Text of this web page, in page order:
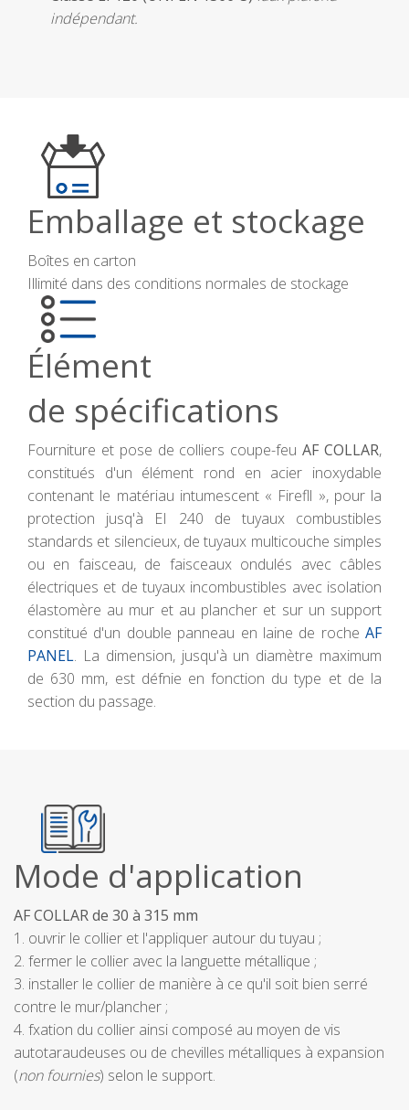
indépendant.
Emballage et stockage
Boîtes en carton
Illimité dans des conditions normales de stockage
Élément
de spécifications
Fourniture et pose de colliers coupe-feuAF COLLAR,
constitués d'un élément rond en acier inoxydable
contenant le matériau intumescent « Firefll », pour la
protection jusq'à EI 240 de tuyaux combustibles
standards et silencieux, de tuyaux multicouche simples
ou en faisceau, de faisceaux ondulés avec câbles
électriques et de tuyaux incombustibles avec isolation
élastomère au mur et au plancher et sur un support
constitué d'un double panneau en laine de roche AF
PANEL. La dimension, jusqu'à un diamètre maximum
de 630 mm, est défnie en fonction du type et de la
section du passage.
Mode d'application
AF COLLAR de 30 à 315 mm
1. ouvrir le collier et l'appliquer autour du tuyau ;
2. fermer le collier avec la languette métallique ;
3. installer le collier de manière à ce qu'il soit bien serré
contre le mur/plancher ;
4. fxation du collier ainsi composé au moyen de vis
autotaraudeuses ou de chevilles métalliques à expansion
(non fournies) selon le support.